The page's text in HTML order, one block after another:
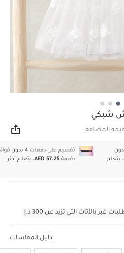
شبكي
المضافة
على دفعات 4 بدون
يتعلم
تقسيم على دفعات 4 بدون
بقيمةAED 57.25. يتعلم أكثر
بالأثاث التي تزيد عن 300 د.إ
دليل المقاسات